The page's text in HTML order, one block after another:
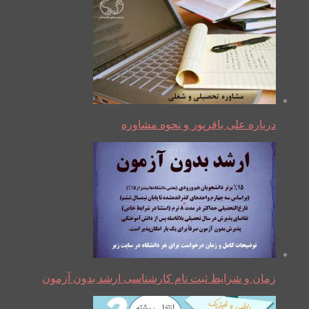
درباره علی باقرپور و نحوه مشاوره
زمان و شرایط ثبت نام کارشناسی ارشد بدون آزمون